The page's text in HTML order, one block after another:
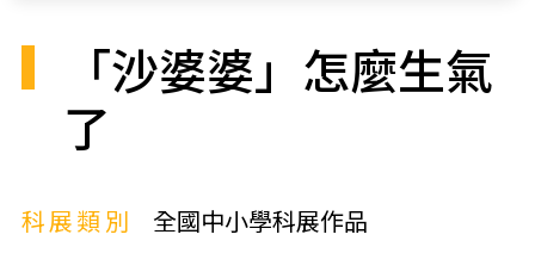
「沙婆婆」怎麼生氣
了
科展類別
全國中小學科展作品